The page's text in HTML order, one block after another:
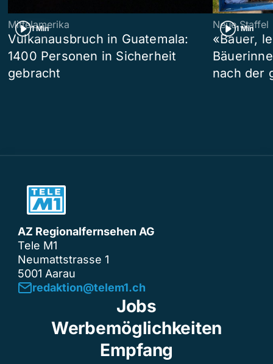
1 Min
Mittelamerika
Vulkanausbruch in Guatemala:
1400 Personen in Sicherheit
gebracht
1 Min
Neue Staffel
«Bauer,
nach der
AZ Regionalfernsehen AG
Tele M1
Neumattstrasse 1
5001 Aarau
redaktion@telem1.ch
Jobs
Werbemöglichkeiten
Empfang